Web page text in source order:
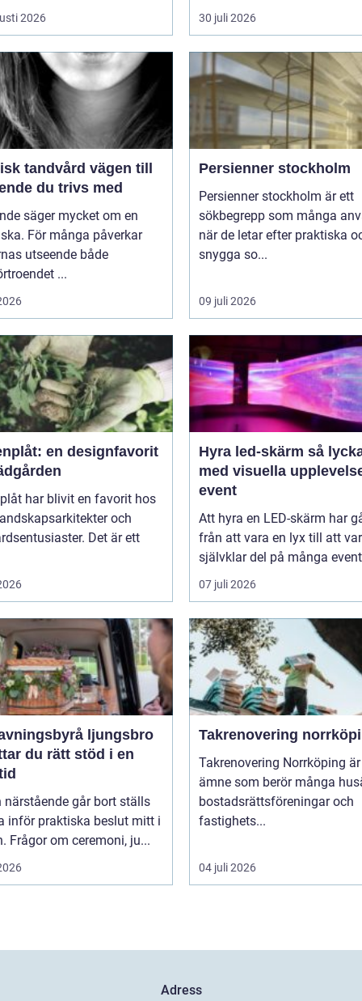
2026 30 juli 2026
vägen till
du trivs med
säger mycket om en
För många påverkar
utseende både
...
Persienner stockholm
Persienner stockholm är ett
sökbegrepp som många
när de letar efter praktiska
snygga so...
09 juli 2026
en designfavorit
har blivit en favorit hos
och
Det är ett
Hyra led-skärm så lyckas du
med visuella
event
Att hyra en LED-skärm har
från att vara en lyx till att
självklar del på många
07 juli 2026
ljungsbro
du rätt stöd i en
närstående går bort ställs
inför praktiska beslut mitt i
Frågor om ceremoni, ju...
Takrenovering
Takrenovering Norrköping
ämne som berör många
bostadsrättsföreningar och
fastighets...
04 juli 2026
Adress